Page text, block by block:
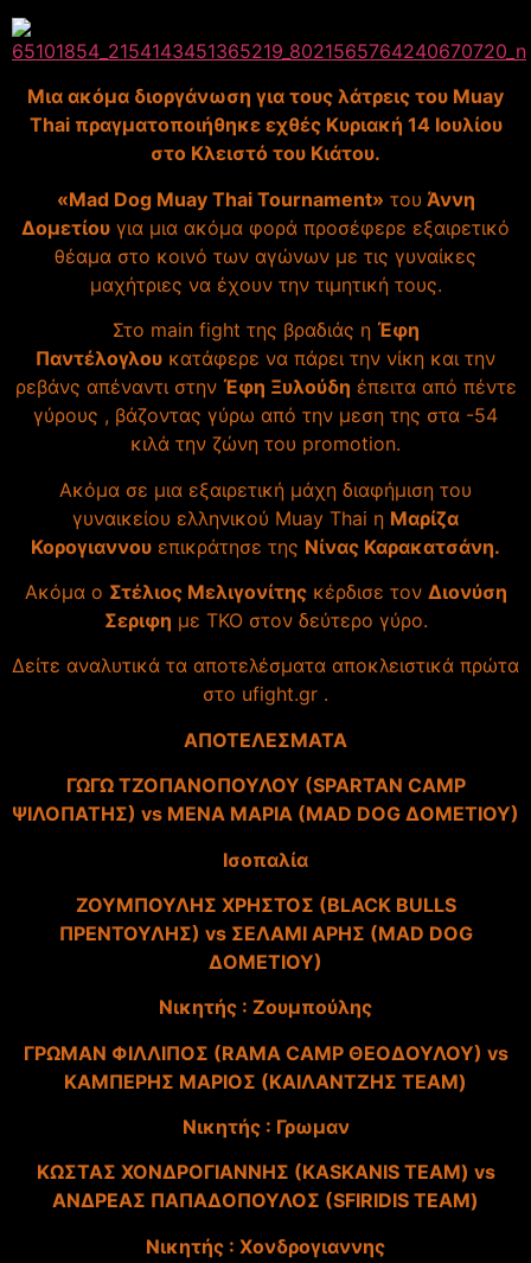
Μια ακόμα διοργάνωση για τους λάτρεις του Muay
Thai πραγματοποιήθηκε εχθές Κυριακή 14 Ιουλίου
στο Κλειστό του Κιάτου.
«Mad Dog Muay Thai Tournament» του Άννη
Δομετίου για μια ακόμα φορά προσέφερε εξαιρετικό
θέαμα στο κοινό των αγώνων με τις γυναίκες
μαχήτριες να έχουν την τιμητική τους.
Στο main fight της βραδιάς η Έφη
Παντέλογλου κατάφερε να πάρει την νίκη και την
ρεβάνς απέναντι στην Έφη Ξυλούδη έπειτα από πέντε
γύρους , βάζοντας γύρω από την μεση της στα -54
κιλά την ζώνη του promotion.
Aκόμα σε μια εξαιρετική μάχη διαφήμιση του
γυναικείου ελληνικού Muay Thai η Μαρίζα
Κορογιαννου επικράτησε της Νίνας Καρακατσάνη.
Ακόμα ο Στέλιος Μελιγονίτηςκέρδισε τον Διονύση
Σεριφη με ΤΚΟ στον δεύτερο γύρο.
Δείτε αναλυτικά τα αποτελέσματα αποκλειστικά πρώτα
στο ufight.gr .
ΑΠΟΤΕΛΕΣΜΑΤΑ
ΓΩΓΩ ΤΖΟΠΑΝΟΠΟΥΛΟΥ (SPARTAN CAMP
ΨΙΛΟΠΑΤΗΣ) vs ΜΕΝΑ ΜΑΡΙΑ (MAD DOG ΔΟΜΕΤΙΟΥ)
Ισοπαλία
ΖΟΥΜΠΟΥΛΗΣ ΧΡΗΣΤΟΣ (BLACK BULLS
ΠΡΕΝΤΟΥΛΗΣ) vs ΣΕΛΑΜΙ APΗΣ (MAD DOG
ΔΟΜΕΤΙΟΥ)
Νικητής : Ζουμπούλης
ΓΡΩΜΑΝ ΦΙΛΛΙΠΟΣ (RAMA CAMP ΘΕΟΔΟΥΛΟΥ) vs
ΚΑΜΠΕΡΗΣ ΜΑΡΙΟΣ (ΚΑΙΛΑΝΤΖΗΣ TEAM)
Νικητής : Γρωμαν
ΚΩΣΤΑΣ ΧΟΝΔΡΟΓΙΑΝΝΗΣ (KASKANIS TEAM) vs
ΑΝΔΡΕΑΣ ΠΑΠΑΔΟΠΟΥΛΟΣ (SFIRIDIS TEAM)
Νικητής : Χονδρογιαννης